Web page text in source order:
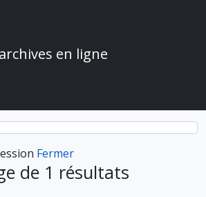
en ligne
Fermer
de 1 résultats